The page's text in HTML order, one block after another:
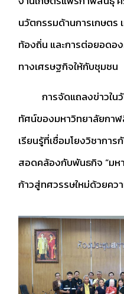
นวัตกรรมด้านการเกษต
ท้องถิ่น และการต่อยอดอ
ทางเศรษฐกิจให้กับชุมชน
การจัดแถลงข่าวในวั
ทัศน์ของมหาวิทยาลัยกาฬ
เรียนรู้ที่เชื่อมโยงวิชากา
สอดคล้องกับพันธกิจ “มห
ก้าวสู่ทศวรรษใหม่ด้วยคว